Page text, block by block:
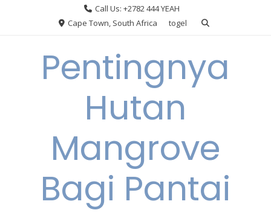
Call Us: +2782 444 YEAH
Cape Town, South Africa
togel
Pentingnya
Hutan
Mangrove
Bagi Pantai